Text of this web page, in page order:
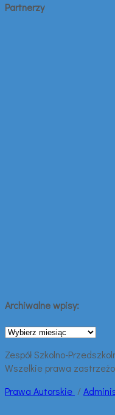
Partnerzy
Archiwalne wpisy:
Archiwalne
Zespół Szkolno-
Wszelkie prawa
Prawa Autorskie /